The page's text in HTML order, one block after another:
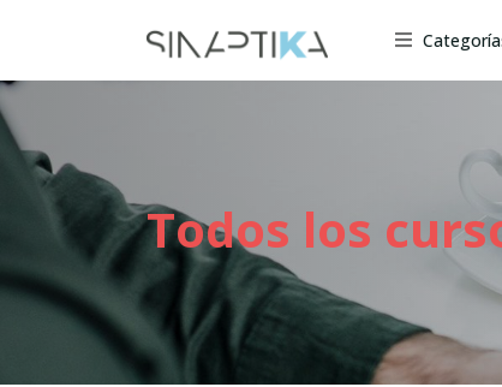
Todos los